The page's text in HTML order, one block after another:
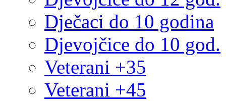
Dječaci do 10 godina
Djevojčice do 10 god.
Veterani +35
Veterani +45